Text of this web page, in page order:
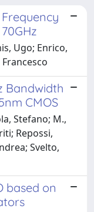
Ugo; Enrico,
Bandwidth
CMOS
Stefano; M.,
Repossi,
Svelto,
based on